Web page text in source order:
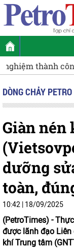
Cụm Khí - Điện -
DÒNG CHẢY PETRO
Giàn nén
dưỡng
toàn,
10:42 | 18/09/2025
(PetroTimes) -
được lãnh đạo Liên
khí Trung tâm